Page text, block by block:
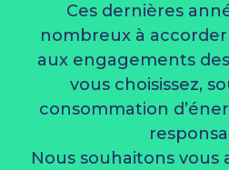
Ces dernières
nombreux à
aux engagements
vous choisissez,
consommation
Nous souhaitons